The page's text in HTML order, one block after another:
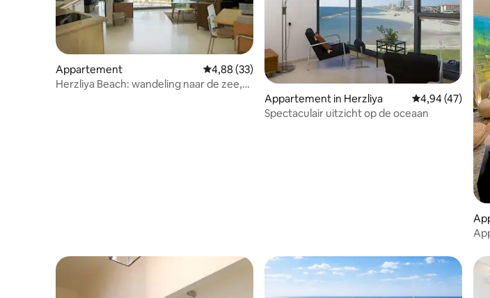
Appartement Gemiddelde beoordeling van 4,88 uit 5, 33 recensies
4,88 (33)
Herzliya Beach: wandeling naar de zee,
Appartement in Herzliya Gemiddelde
4,94 (47)
Spectaculair uitzicht op de oceaan